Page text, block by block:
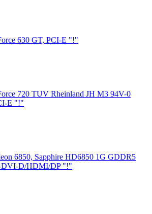
630 GT, PCI-E "!"
720 TUV Rheinland JH M3 94V-0
E "!"
6850, Sapphire HD6850 1G GDDR5
D/HDMI/DP "!"